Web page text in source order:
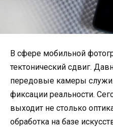
В сфере мобильной
тектонический сдвиг.
передовые камеры
фиксации реальности.
выходит не столько
обработка на базе